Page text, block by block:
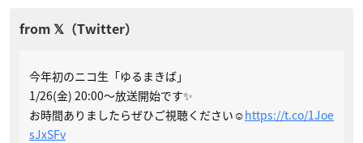
今年初のニコ生「ゆるまきば」
1/26(金) 20:00～放送開始です✨
お時間ありましたらぜひご視聴ください☺️https://t.co/1Joe
sJxSFv